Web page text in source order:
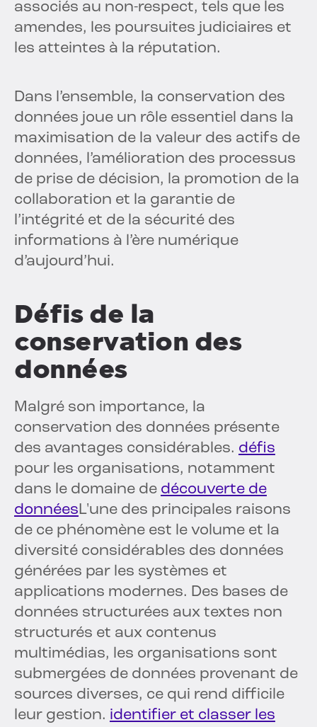
associés au non-respect, tels que les
amendes, les poursuites judiciaires et
les atteintes à la réputation.
Dans l’ensemble, la conservation des
données joue un rôle essentiel dans la
maximisation de la valeur des actifs de
données, l’amélioration des processus
de prise de décision, la promotion de la
collaboration et la garantie de
l’intégrité et de la sécurité des
informations à l’ère numérique
d’aujourd’hui.
Défis de la
conservation des
données
Malgré son importance, la
conservation des données présente
des avantages considérables. défis
pour les organisations, notamment
dans le domaine de découverte de
donnéesL'une des principales raisons
de ce phénomène est le volume et la
diversité considérables des données
générées par les systèmes et
applications modernes. Des bases de
données structurées aux textes non
structurés et aux contenus
multimédias, les organisations sont
submergées de données provenant de
sources diverses, ce qui rend difficile
leur gestion. identifier et classer les